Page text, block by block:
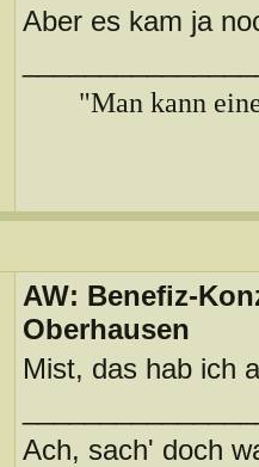
Aber es kam ja
"Man kann
AW: Benefiz-
Oberhausen
Mist, das hab ich
Ach, sach' doch